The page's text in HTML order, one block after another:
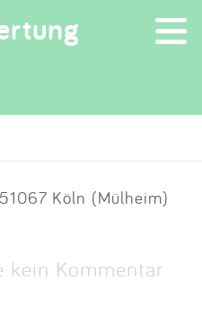
×
51067 Köln (Mülheim)
kein Kommentar